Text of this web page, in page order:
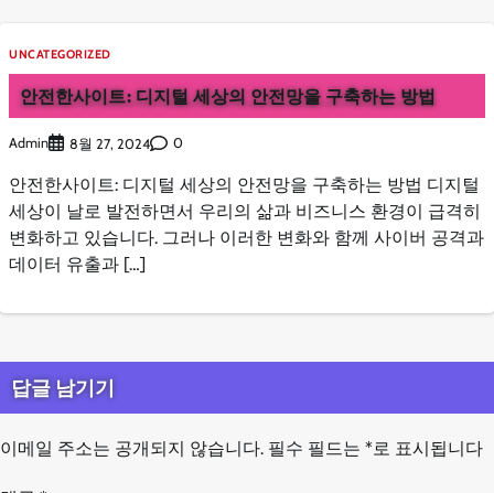
UNCATEGORIZED
안전한사이트: 디지털 세상의 안전망을 구축하는 방법
Admin 8월 27, 2024 0
안전한사이트: 디지털 세상의 안전망을 구축하는 방법 디지털
세상이 날로 발전하면서 우리의 삶과 비즈니스 환경이 급격히
변화하고 있습니다. 그러나 이러한 변화와 함께 사이버 공격과
데이터 유출과 […]
답글 남기기
이메일 주소는 공개되지 않습니다. 필수 필드는 * 로 표시됩니다